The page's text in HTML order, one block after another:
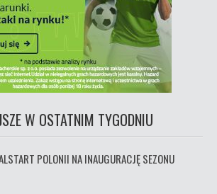
W OSTATNIM TYGODNIU
POLONII NA INAUGURACJĘ SEZONU